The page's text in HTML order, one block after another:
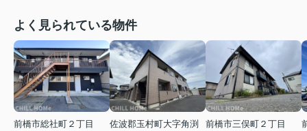
よく見られている物件
前橋市総社町２丁目
佐波郡玉村町大字角渕
前橋市三俣町２丁目